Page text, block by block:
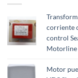
corriente
control
Motorline
Motor